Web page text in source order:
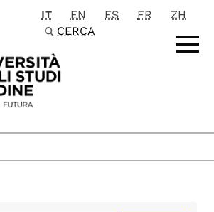
principale
IT EN ES FR
ZH
CERCA